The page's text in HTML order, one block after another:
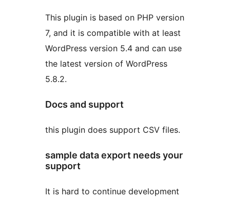
This plugin is based on PHP version
7, and it is compatible with at least
WordPress version 5.4 and can use
the latest version of WordPress
5.8.2.
Docs and support
this plugin does support CSV files.
sample data export needs your
support
It is hard to continue development